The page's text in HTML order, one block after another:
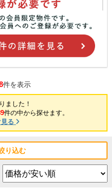
件を表示
ました！
件の中から探せます。
る
り込む